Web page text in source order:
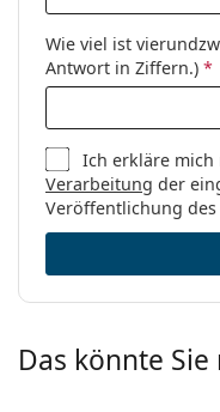
Wie viel ist
Antwort in Ziffern.) *
Ich erkläre
Verarbeitung der
Veröffentlichung
Das könnte